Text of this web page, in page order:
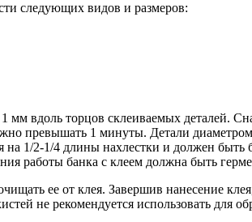
следующих видов и размеров:
вдоль торцов склеиваемых деталей.
превышать 1 минуты. Детали
1/2-1/4 длины нахлестки и должен
работы банка с клеем должна быть
ее от клея. Завершив нанесение
не рекомендуется использовать для